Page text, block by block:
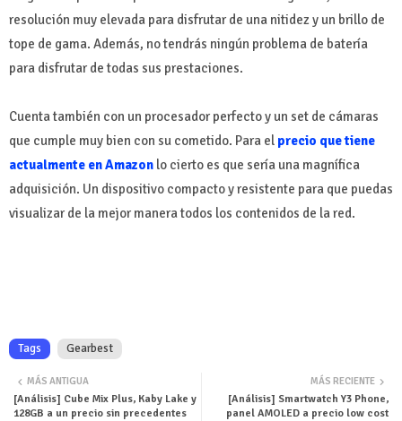
resolución muy elevada para disfrutar de una nitidez y un brillo de
tope de gama. Además, no tendrás ningún problema de batería
para disfrutar de todas sus prestaciones.
Cuenta también con un procesador perfecto y un set de cámaras
que cumple muy bien con su cometido. Para el precio que tiene
actualmente en Amazon lo cierto es que sería una magnífica
adquisición. Un dispositivo compacto y resistente para que puedas
visualizar de la mejor manera todos los contenidos de la red.
Tags Gearbest
MÁS RECIENTE
[Análisis] Smartwatch Y3 Phone,
panel AMOLED a precio low cost
MÁS ANTIGUA
[Análisis] Cube Mix Plus, Kaby Lake y
128GB a un precio sin precedentes